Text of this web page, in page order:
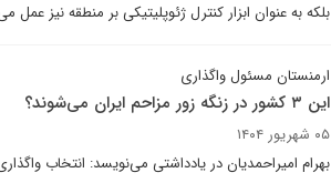
بلکه به عنوان ابزار کنترل ژئوپلیتیکی بر منطقه نیز عمل
ارمنستان مسئول واگذاری
این ۳ کشور در زنگه زور مزاحم ایران می‌شوند؟
۰۵ شهریور ۱۴۰۴
بهرام امیراحمدیان در یادداشتی می‌نویسد: انتخاب